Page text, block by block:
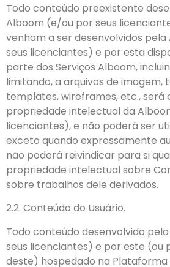
Todo conteúdo preexistente
Alboom (e/ou por seus
venham a ser desenvolvidos
seus licenciantes) e por esta
parte dos Serviços Alboom,
limitando, a arquivos de imagem,
templates, wireframes, etc., será
propriedade intelectual da
licenciantes), e não poderá ser
exceto quando expressamente
não poderá reivindicar para si
propriedade intelectual sobre
sobre trabalhos dele derivados.
2.2. Conteúdo do Usuário.
Todo conteúdo desenvolvido
seus licenciantes) e por este (ou
deste) hospedado na Plataforma